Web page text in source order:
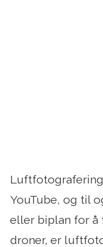
Luftfotografering
YouTube, og til
eller biplan for å
droner, er